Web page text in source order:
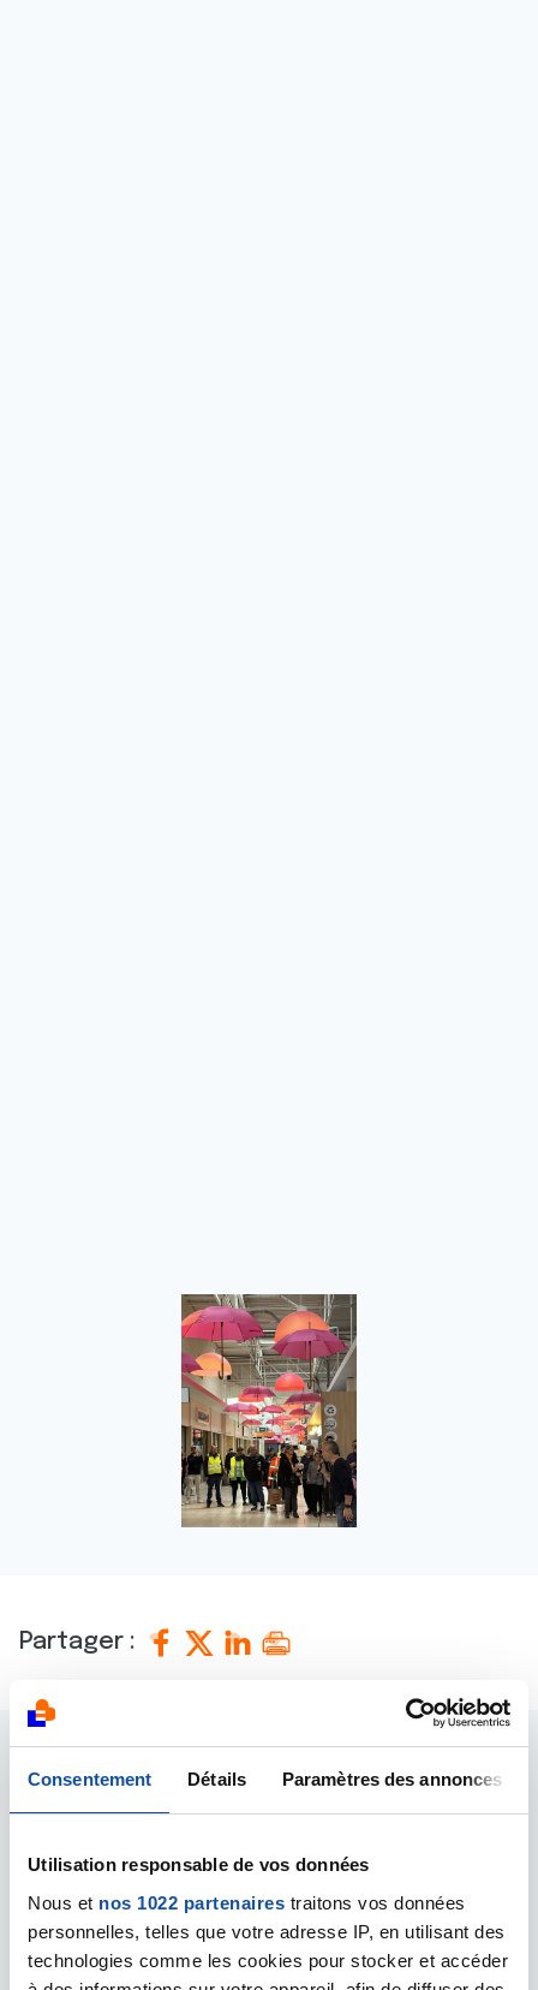
Consentement Détails Paramètres des annonces
Utilisation responsable de vos données
Nous et nos 1022 partenaires traitons vos données
personnelles, telles que votre adresse IP, en utilisant des
technologies comme les cookies pour stocker et accéder
Partager :
D'autres actualités qui
pourraient vous
intéresser
Il n'y a aucune actualité disponible pour le moment.